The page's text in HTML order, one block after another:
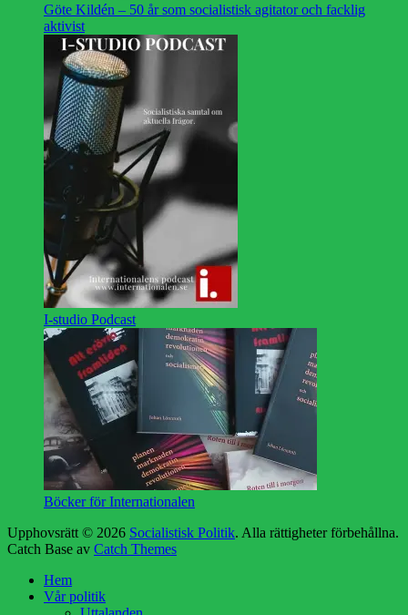
Göte Kildén – 50 år som socialistisk agitator och facklig
aktivist
I-studio Podcast
Böcker för Internationalen
Upphovsrätt © 2026 Socialistisk Politik. Alla rättigheter förbehållna.
Catch Base av Catch Themes
Hem
Vår politik